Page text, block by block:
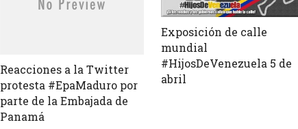
Reacciones a la Twitter
protesta #EpaMaduro por
parte de la Embajada de
Panamá
Exposición de calle
mundial
#HijosDeVenezuela 5 de
abril